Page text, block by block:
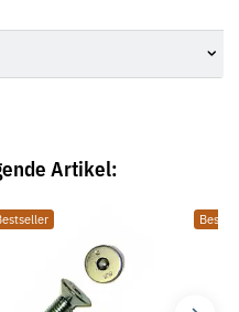
Artikel: